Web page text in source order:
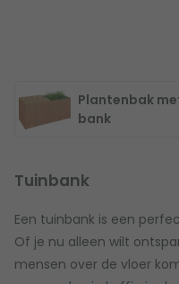
Plantenbak
bank
Tuinbank
Een tuinbank is een
Of je nu alleen wilt
mensen over de vloer